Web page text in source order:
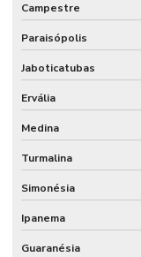
Campestre
Paraisópolis
Jaboticatubas
Ervália
Medina
Turmalina
Simonésia
Ipanema
Guaranésia